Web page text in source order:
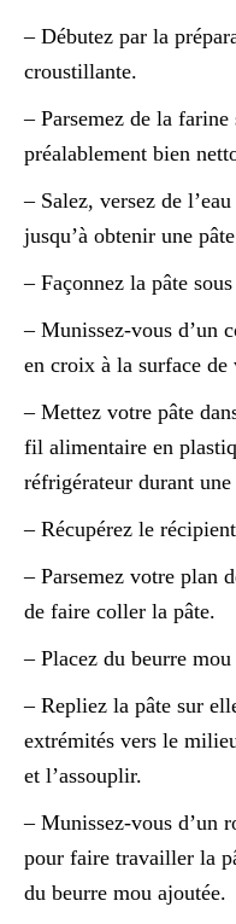
– Débutez par la
croustillante.
– Parsemez de la
préalablement bien
– Salez, versez de
jusqu’à obtenir une
– Façonnez la pâte
– Munissez-vous d’un
en croix à la surface de
– Mettez votre pâte
fil alimentaire en
réfrigérateur durant
– Récupérez le
– Parsemez votre plan
de faire coller la pâte.
– Placez du beurre
– Repliez la pâte sur
extrémités vers le
et l’assouplir.
– Munissez-vous d’un
pour faire travailler la
du beurre mou ajoutée.